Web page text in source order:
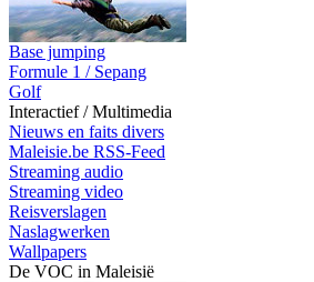
Base jumping
Formule 1 / Sepang
Golf
Interactief / Multimedia
Nieuws en faits divers
Maleisie.be RSS-Feed
Streaming audio
Streaming video
Reisverslagen
Naslagwerken
Wallpapers
De VOC in Maleisië